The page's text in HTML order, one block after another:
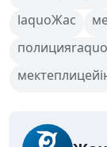
laquoЖас
полицияraquo